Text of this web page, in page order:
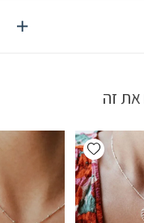
זה
Add wishlist